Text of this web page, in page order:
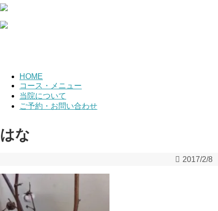
HOME
コース・メニュー
当院について
ご予約・お問い合わせ
はな
2017/2/8